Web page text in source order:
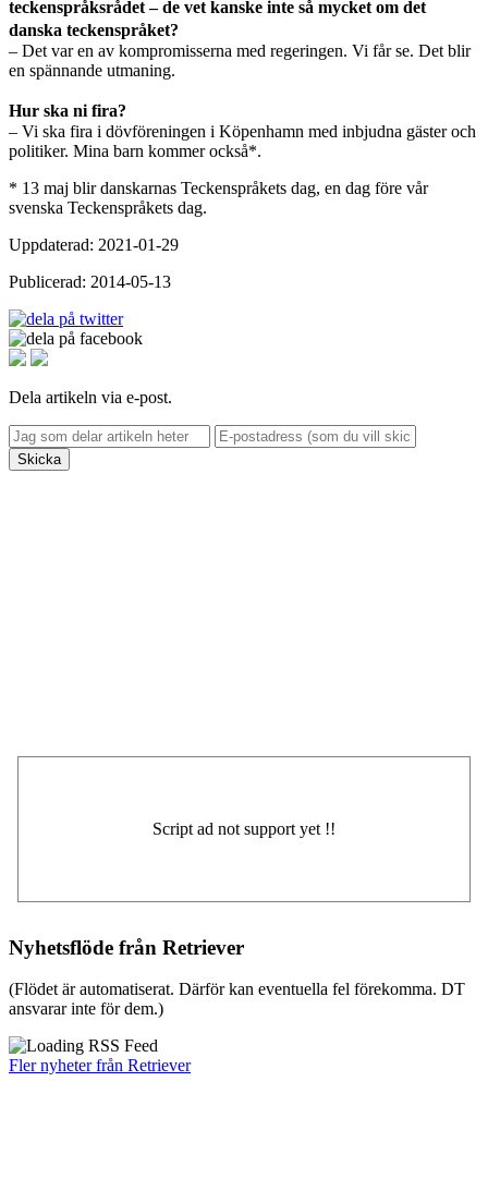
teckenspråksrådet – de vet kanske inte så mycket om det
danska teckenspråket?
– Det var en av kompromisserna med regeringen. Vi får se. Det blir
en spännande utmaning.
Hur ska ni fira?
– Vi ska fira i dövföreningen i Köpenhamn med inbjudna gäster och
politiker. Mina barn kommer också*.
* 13 maj blir danskarnas Teckenspråkets dag, en dag före vår
svenska Teckenspråkets dag.
Uppdaterad: 2021-01-29
Publicerad: 2014-05-13
Dela artikeln via e-post.
Skicka
Nyhetsflöde från Retriever
(Flödet är automatiserat. Därför kan eventuella fel förekomma. DT
ansvarar inte för dem.)
Fler nyheter från Retriever